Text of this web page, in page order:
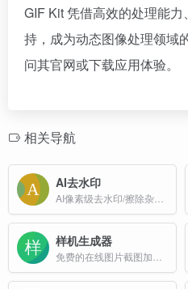
GIF Kit 凭借高效的处理能
持，成为动态图像处理领域
问其官网或下载应用体验。
相关导航
AI去水印
样机生成器